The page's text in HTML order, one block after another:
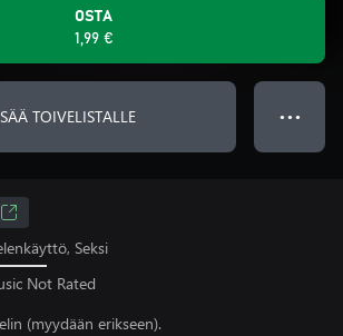
OSTA
1,99 €
TOIVELISTALLE ● ● ●
Seksi
Not Rated
(myydään erikseen).